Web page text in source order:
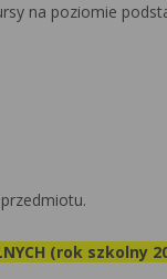
na poziomie
(rok szkolny